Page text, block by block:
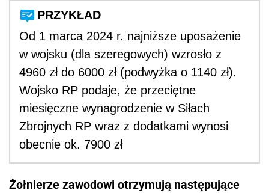
PRZYKŁAD
Od 1 marca 2024 r. najniższe uposażenie
w wojsku (dla szeregowych) wzrosło z
4960 zł do 6000 zł (podwyżka o 1140 zł).
Wojsko RP podaje, że przeciętne
miesięczne wynagrodzenie w Siłach
Zbrojnych RP wraz z dodatkami wynosi
obecnie ok. 7900 zł
Żołnierze zawodowi otrzymują następujące